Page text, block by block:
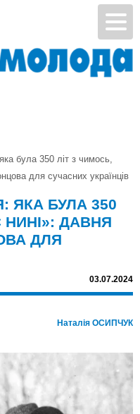
була 350 літ з чимось,
для сучасних українців
ЯКА БУЛА 350
НИНІ»: ДАВНЯ
ДЛЯ
03.07.2024
Наталія ОСИПЧУК